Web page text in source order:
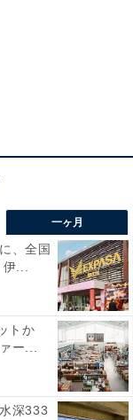
一ヶ月
、全国
伊...
トか
ー...
深333